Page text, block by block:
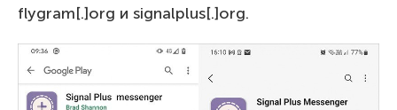
flygram[.]org и signalplus[.]org.